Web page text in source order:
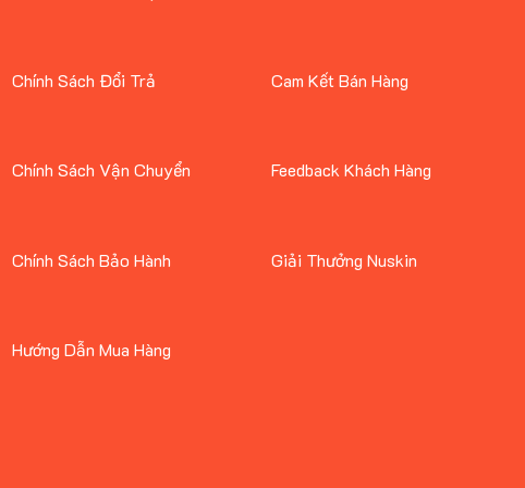
Chính Sách Đổi Trả
Chính Sách Vận Chuyển
Chính Sách Bảo Hành
Hướng Dẫn Mua Hàng
Cam Kết Bán Hàng
Feedback Khách Hàng
Giải Thưởng Nuskin